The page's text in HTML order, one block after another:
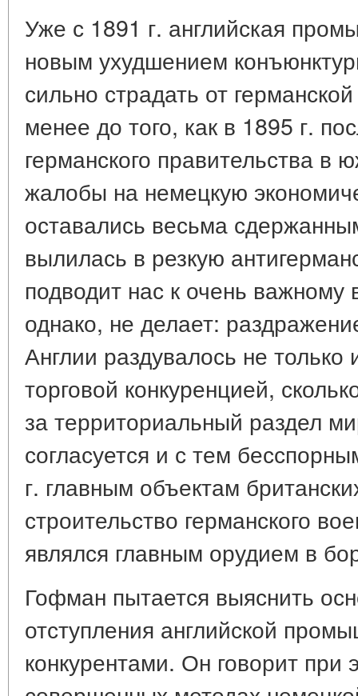
Уже с 1891 г. английская
новым ухудшением
сильно страдать от
менее до того, как в 1895 г.
германского правительства в
жалобы на немецкую
оставались весьма
вылилась в резкую
подводит нас к очень
однако, не делает:
Англии раздувалось не только
торговой конкуренцией,
за территориальный раздел
согласуется и с тем
г. главным объектам
строительство германского
являлся главным орудием в
Гофман пытается выяснить
отступления английской
конкурентами. Он говорит при